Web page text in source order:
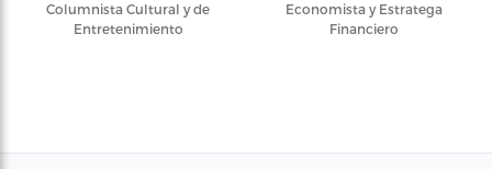
Columnista Cultural y de
Entretenimiento
Economista y Estratega
Financiero